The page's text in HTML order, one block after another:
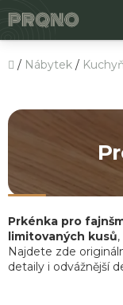
na
obsah
Domů
/ Nábytek /
Prkénka pro
limitovaných kusů
Najdete zde
detaily i odvážnější